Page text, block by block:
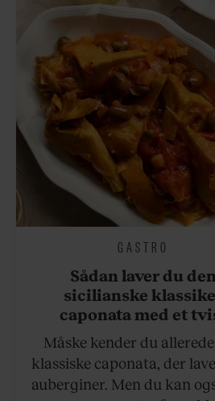
GASTRO
Sådan laver du den
sicilianske
caponata med et
Måske kender du
klassiske caponata, der
auberginer. Men du kan